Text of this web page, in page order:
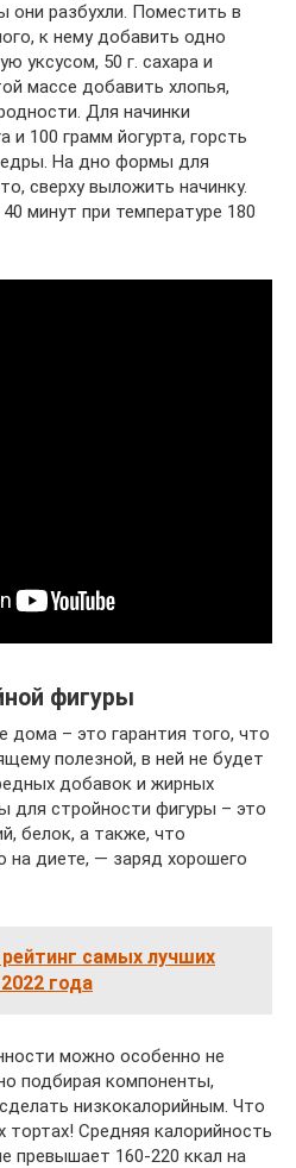
они разбухли. Поместить в
к нему добавить одно
уксусом, 50 г. сахара и
массе добавить хлопья,
Для начинки
и 100 грамм йогурта, горсть
На дно формы для
сверху выложить начинку.
минут при температуре 180
фигуры
дома – это гарантия того, что
полезной, в ней не будет
добавок и жирных
для стройности фигуры – это
белок, а также, что
на диете, — заряд хорошего
рейтинг самых лучших
года
можно особенно не
подбирая компоненты,
низкокалорийным. Что
Средняя калорийность
превышает 160-220 ккал на